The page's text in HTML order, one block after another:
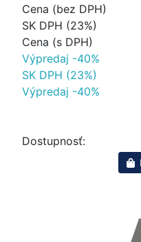
Cena (bez DPH)
SK DPH (23%)
Cena (s DPH)
Výpredaj -40%
SK DPH (23%)
Výpredaj -40%
Dostupnosť: